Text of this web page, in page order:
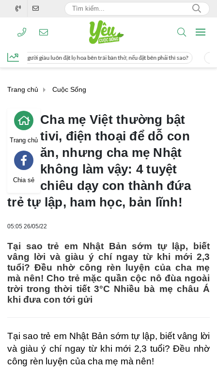
lọ hoa bên trái bàn thờ, nếu đặt bên phải thì sao? Cách uống nước mía
Trang chủ Cuộc Sống
Trang chủ
Chia sẻ
Cha mẹ Việt thường bật
tivi, điện thoại để dỗ con
ăn, nhưng cha mẹ Nhật
không làm vậy: 4 tuyệt
chiêu dạy con thành đứa
trẻ tự lập, ham học, bản lĩnh!
05:05 26/05/22
Tại sao trẻ em Nhật Bản sớm tự lập, biết
vâng lời và giàu ý chí ngay từ khi mới 2,3
tuổi? Đều nhờ công rèn luyện của cha mẹ
mà nên! Cho trẻ mặc quần cộc nô đùa ngoài
trời trong thời tiết 3°C Nhiều bà mẹ châu Á
khi đưa con tới gửi
Tại sao trẻ em Nhật Bản sớm tự lập, biết vâng lời
và giàu ý chí ngay từ khi mới 2,3 tuổi? Đều nhờ
công rèn luyện của cha mẹ mà nên!